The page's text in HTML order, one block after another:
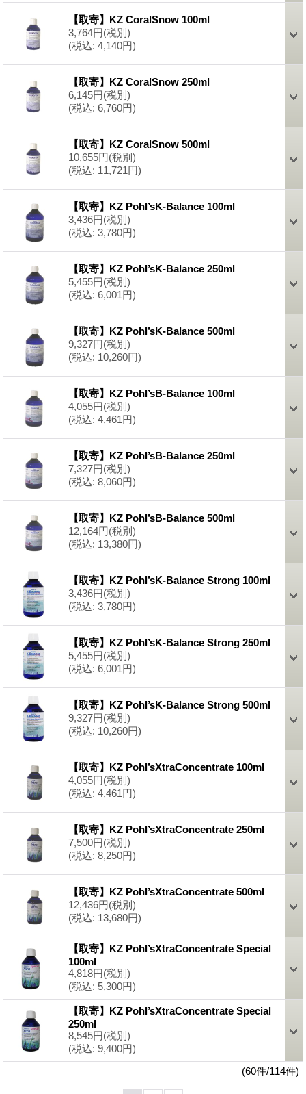
【取寄】KZ CoralSnow 100ml
3,764円(税別)
(税込: 4,140円)
【取寄】KZ CoralSnow 250ml
6,145円(税別)
(税込: 6,760円)
【取寄】KZ CoralSnow 500ml
10,655円(税別)
(税込: 11,721円)
【取寄】KZ Pohl’sK-Balance 100ml
3,436円(税別)
(税込: 3,780円)
【取寄】KZ Pohl’sK-Balance 250ml
5,455円(税別)
(税込: 6,001円)
【取寄】KZ Pohl’sK-Balance 500ml
9,327円(税別)
(税込: 10,260円)
【取寄】KZ Pohl’sB-Balance 100ml
4,055円(税別)
(税込: 4,461円)
【取寄】KZ Pohl’sB-Balance 250ml
7,327円(税別)
(税込: 8,060円)
【取寄】KZ Pohl’sB-Balance 500ml
12,164円(税別)
(税込: 13,380円)
【取寄】KZ Pohl’sK-Balance Strong 100ml
3,436円(税別)
(税込: 3,780円)
【取寄】KZ Pohl’sK-Balance Strong 250ml
5,455円(税別)
(税込: 6,001円)
【取寄】KZ Pohl’sK-Balance Strong 500ml
9,327円(税別)
(税込: 10,260円)
【取寄】KZ Pohl’sXtraConcentrate 100ml
4,055円(税別)
(税込: 4,461円)
【取寄】KZ Pohl’sXtraConcentrate 250ml
7,500円(税別)
(税込: 8,250円)
【取寄】KZ Pohl’sXtraConcentrate 500ml
12,436円(税別)
(税込: 13,680円)
【取寄】KZ Pohl’sXtraConcentrate Special
100ml
4,818円(税別)
(税込: 5,300円)
【取寄】KZ Pohl’sXtraConcentrate Special
250ml
8,545円(税別)
(税込: 9,400円)
(60件/114件)